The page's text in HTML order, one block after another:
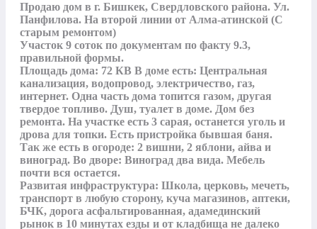
Продаю дом в г. Бишкек, Свердловского района. Ул.
Панфилова. На второй линии от Алма-атинской (С
старым ремонтом)
Участок 9 соток по документам по факту 9.3,
правильной формы.
Площадь дома: 72 КВ В доме есть: Центральная
канализация, водопровод, электричество, газ,
интернет. Одна часть дома топится газом, другая
твердое топливо. Душ, туалет в доме. Дом без
ремонта. На участке есть 3 сарая, останется уголь и
дрова для топки. Есть пристройка бывшая баня.
Так же есть в огороде: 2 вишни, 2 яблони, айва и
виноград. Во дворе: Виноград два вида. Мебель
почти вся остается.
Развитая инфраструктура: Школа, церковь, мечеть,
транспорт в любую сторону, куча магазинов, аптеки,
БЧК, дорога асфальтированная, адамединский
рынок в 10 минутах езды и от кладбища не далеко